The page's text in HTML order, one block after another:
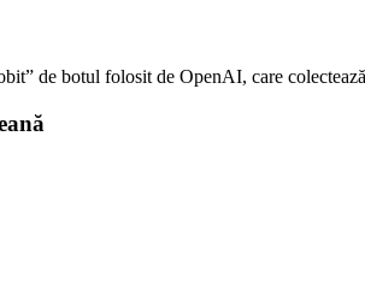
de botul folosit de OpenAI, care